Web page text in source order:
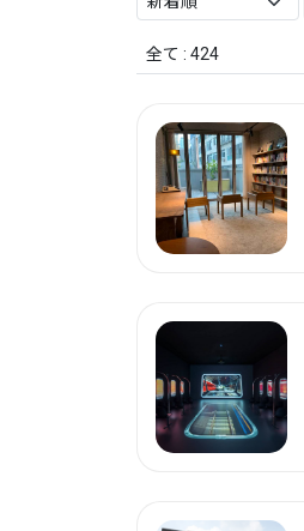
全て : 424